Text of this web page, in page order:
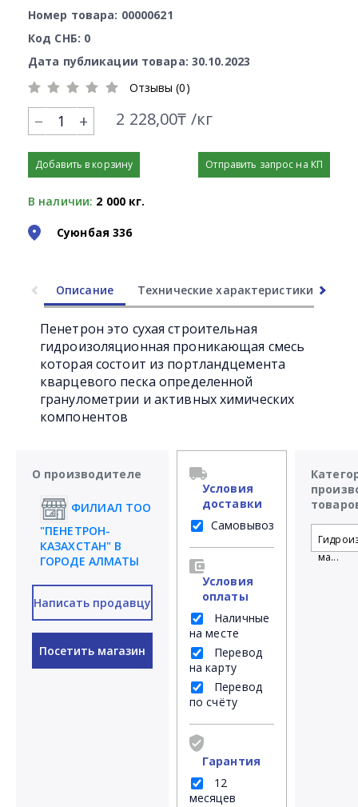
Номер товара: 00000621
Код СНБ: 0
Дата публикации товара: 30.10.2023
Отзывы (0)
+ 2 228,00₸ /кг
Добавить в корзину Отправить запрос на КП
В наличии: 2 000 кг.
Суюнбая 336
Описание Технические характеристики
Пенетрон это сухая строительная
гидроизоляционная проникающая смесь
которая состоит из портландцемента
кварцевого песка определенной
гранулометрии и активных химических
компонентов
О производителе
ФИЛИАЛ ТОО
"ПЕНЕТРОН-
КАЗАХСТАН" В
ГОРОДЕ АЛМАТЫ
Написать продавцу
Посетить магазин
Условия
доставки
Самовывоз
Условия
оплаты
Наличные
на месте
Перевод
на карту
Перевод
по счёту
Гарантия
12
месяцев
ма...